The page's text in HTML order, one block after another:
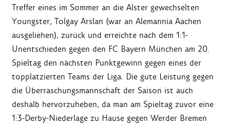
Treffer eines im Sommer an die Alster gewechselten
Youngster, Tolgay Arslan (war an Alemannia Aachen
ausgeliehen), zurück und erreichte nach dem 1:1-
Unentschieden gegen den FC Bayern München am 20.
Spieltag den nächsten Punktgewinn gegen eines der
topplatzierten Teams der Liga. Die gute Leistung gegen
die Überraschungsmannschaft der Saison ist auch
deshalb hervorzuheben, da man am Spieltag zuvor eine
1:3-Derby-Niederlage zu Hause gegen Werder Bremen